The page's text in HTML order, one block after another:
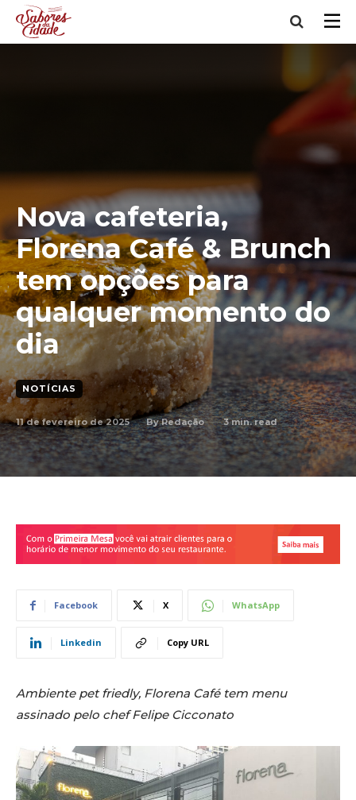
Nova cafeteria,
Florena Café & Brunch
tem opções para
qualquer momento do
dia
NOTÍCIAS
11 de fevereiro de 2025 By Redação 3min. read
Facebook X WhatsApp
Linkedin Copy URL
Ambiente pet friedly, Florena Café tem menu
assinado pelo chef Felipe Cicconato